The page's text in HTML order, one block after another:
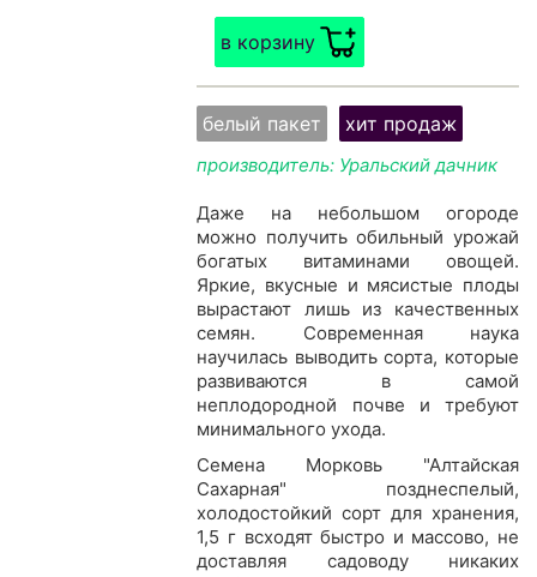
в корзину
белый пакет хит продаж
производитель: Уральский дачник
Даже на небольшом огороде
можно получить обильный урожай
богатых витаминами овощей.
Яркие, вкусные и мясистые плоды
вырастают лишь из качественных
семян. Современная наука
научилась выводить сорта, которые
развиваются в самой
неплодородной почве и требуют
минимального ухода.
Семена Морковь "Алтайская
Сахарная" позднеспелый,
холодостойкий сорт для хранения,
1,5 г всходят быстро и массово, не
доставляя садоводу никаких